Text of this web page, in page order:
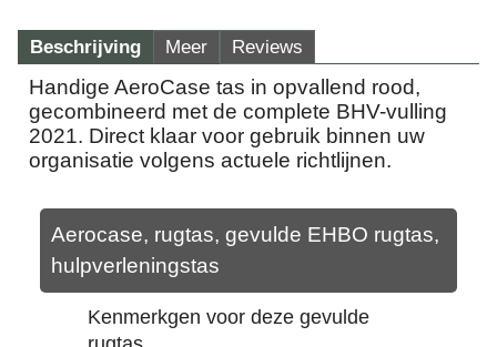
Beschrijving Meer Reviews
Handige AeroCase tas in opvallend rood,
gecombineerd met de complete BHV-vulling
2021. Direct klaar voor gebruik binnen uw
organisatie volgens actuele richtlijnen.
Aerocase, rugtas, gevulde EHBO rugtas,
hulpverleningstas
Kenmerkgen voor deze gevulde